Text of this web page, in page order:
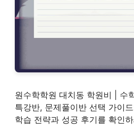
원수학학원 대치동 학원비 | 수
특강반, 문제풀이반 선택 가이
학습 전략과 성공 후기를 확인